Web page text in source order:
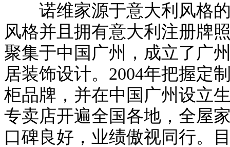
诺维家源于意大利风格的
风格并且拥有意大利注册牌
聚集于中国广州，成立了广
居装饰设计。2004年把握定
柜品牌，并在中国广州设立
专卖店开遍全国各地，全屋
口碑良好，业绩傲视同行。